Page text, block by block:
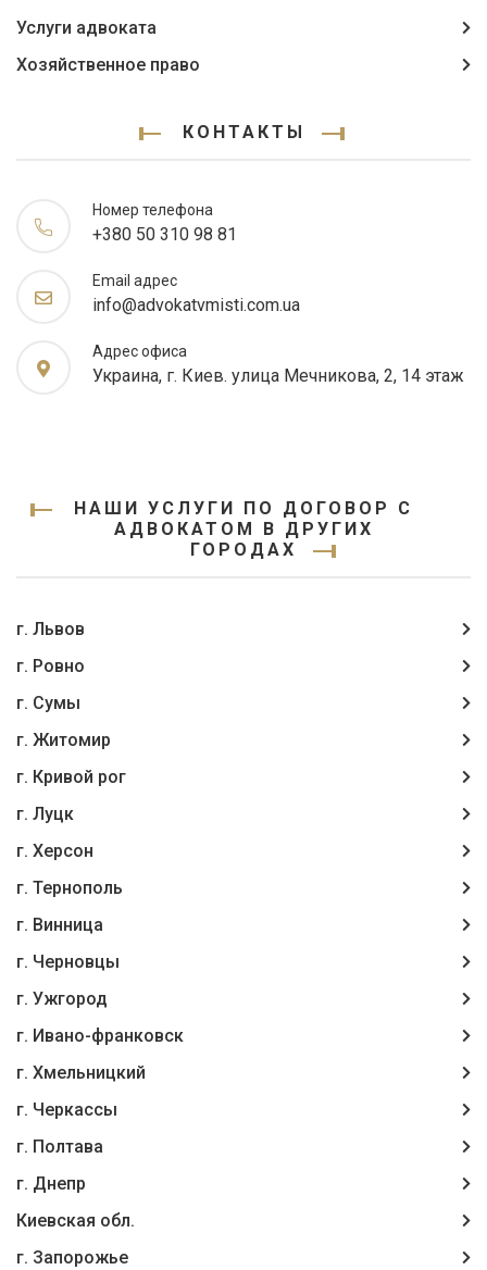
Услуги адвоката
Хозяйственное право
КОНТАКТЫ
Номер телефона
+380 50 310 98 81
Email адрес
info@advokatvmisti.com.ua
Адрес офиса
Украина, г. Киев. улица Мечникова, 2, 14 этаж
НАШИ УСЛУГИ ПО ДОГОВОР С
АДВОКАТОМ В ДРУГИХ
ГОРОДАХ
г. Львов
г. Ровно
г. Сумы
г. Житомир
г. Кривой рог
г. Луцк
г. Херсон
г. Тернополь
г. Винница
г. Чернoвцы
г. Ужгород
г. Ивано-франковск
г. Хмельницкий
г. Черкассы
г. Полтава
г. Днепр
Киевская обл.
г. Запорожье